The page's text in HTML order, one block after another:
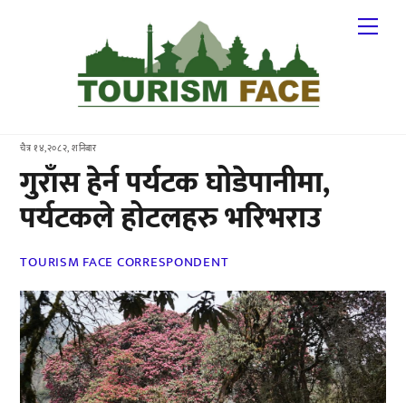
चैत्र १४,२०८२, शनिबार
गुराँस हेर्न पर्यटक घोडेपानीमा,
पर्यटकले होटलहरु भरिभराउ
TOURISM FACE CORRESPONDENT